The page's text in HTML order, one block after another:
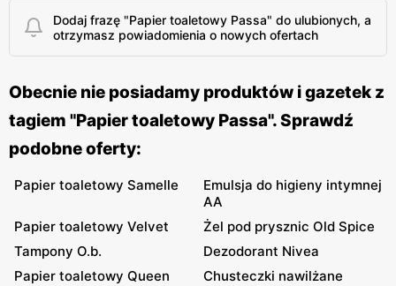
Dodaj frazę "Papier toaletowy Passa" do ulubionych, a
otrzymasz powiadomienia o nowych ofertach
Obecnie nie posiadamy produktów i gazetek z
tagiem "Papier toaletowy Passa". Sprawdź
podobne oferty:
Papier toaletowy Samelle
Emulsja do higieny intymnej
AA
Papier toaletowy Velvet
Żel pod prysznic Old Spice
Tampony O.b.
Dezodorant Nivea
Papier toaletowy Queen
Chusteczki nawilżane